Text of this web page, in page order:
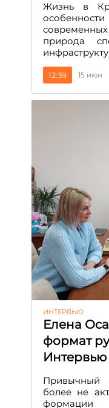
Жизнь в
современных
природа
12:39 15 июн
ИНТЕРВЬЮ
Елена
формат
Интервью
Привычный
более не
формации